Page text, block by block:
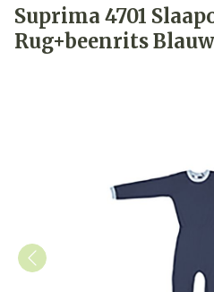
Suprima 4701
Rug+beenrits